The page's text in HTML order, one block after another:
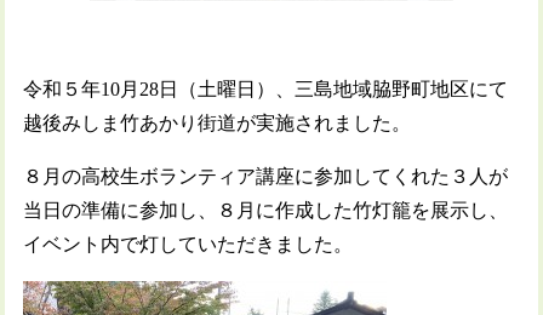
令和５年10月28日（土曜日）、三島地域脇野町地区にて
越後みしま竹あかり街道が実施されました。
８月の高校生ボランティア講座に参加してくれた３人が
当日の準備に参加し、８月に作成した竹灯籠を展示し、
イベント内で灯していただきました。